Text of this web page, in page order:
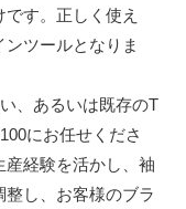
す。正しく使え
ツールとなりま
、あるいは既存のT
にお任せくださ
経験を活かし、袖
し、お客様のブラ